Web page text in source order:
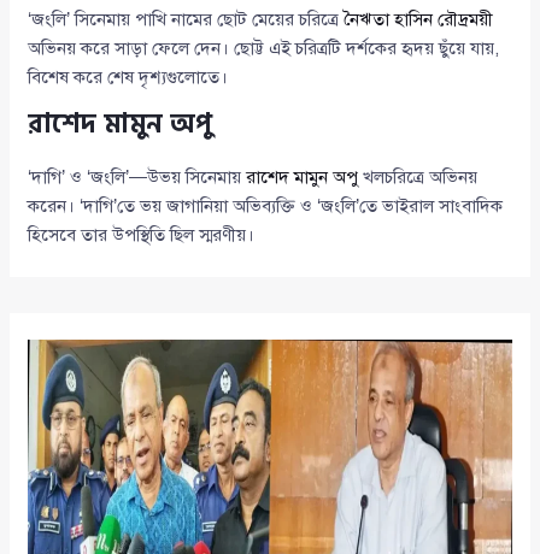
‘জংলি’ সিনেমায় পাখি নামের ছোট মেয়ের চরিত্রেনৈঋতা হাসিন রৌদ্রময়ী
অভিনয় করে সাড়া ফেলে দেন। ছোট্ট এই চরিত্রটি দর্শকের হৃদয় ছুঁয়ে যায়,
বিশেষ করে শেষ দৃশ্যগুলোতে।
রাশেদ মামুন অপু
‘দাগি’ ও ‘জংলি’—উভয় সিনেমায়রাশেদ মামুন অপু খলচরিত্রে অভিনয়
করেন। ‘দাগি’তে ভয় জাগানিয়া অভিব্যক্তি ও ‘জংলি’তে ভাইরাল সাংবাদিক
হিসেবে তার উপস্থিতি ছিল স্মরণীয়।